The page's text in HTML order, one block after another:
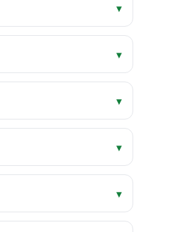
▾
▾
▾
▾
▾